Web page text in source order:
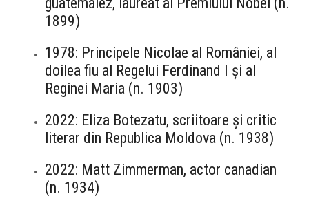
1899)
1978: Principele Nicolae al României, al
doilea fiu al Regelui Ferdinand I și al
Reginei Maria (n. 1903)
2022: Eliza Botezatu, scriitoare și critic
literar din Republica Moldova (n. 1938)
2022: Matt Zimmerman, actor canadian
(n. 1934)